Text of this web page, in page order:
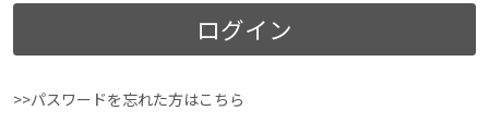
ログイン
>>パスワードを忘れた方はこちら